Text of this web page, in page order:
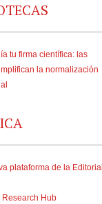
tu firma científica: las
la normalización
plataforma de la Editorial
Research Hub